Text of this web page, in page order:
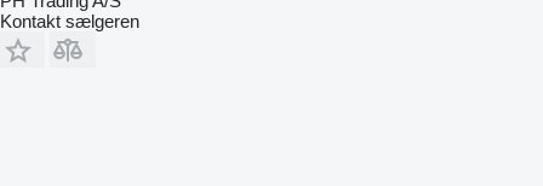
Kontakt sælgeren